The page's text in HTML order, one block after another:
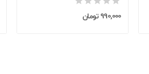
990,000 تومان